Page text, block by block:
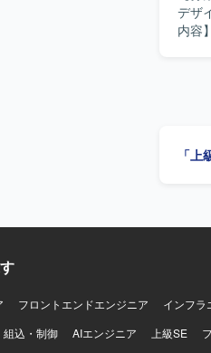
ネッ
設計も行って
一人
つ
き
ウ
デザ
内容
運
発
ける方が望ましい
できます。 【開発環境】 OS：富士通メ
SQL
「
フロントエンドエンジニア インフラ
組込・制御 AIエンジニア 上級SE